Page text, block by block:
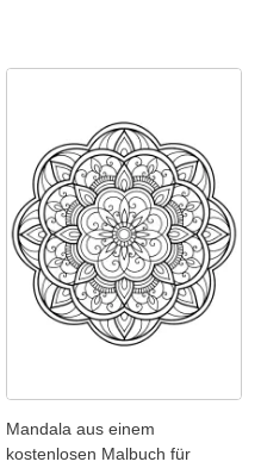
Mandala aus einem
kostenlosen Malbuch für